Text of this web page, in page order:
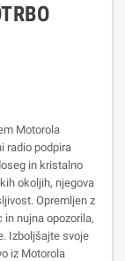
Motorola
radio podpira
in kristalno
okoljih, njegova
Opremljen z
nujna opozorila,
Izboljšajte svoje
iz Motorola